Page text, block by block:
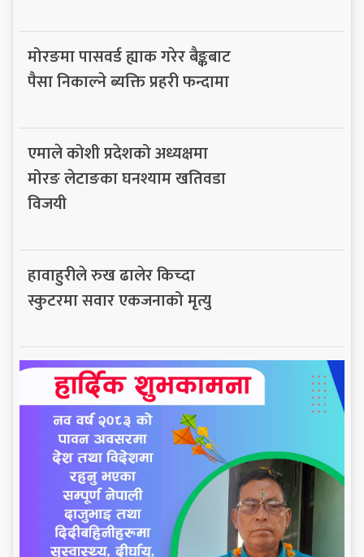
मोरङमा पासवर्ड ह्याक गरेर बैङ्कबाट
पैसा निकाल्ने ब्यक्ति प्रहरी फन्दामा
एमाले कोशी प्रदेशको अध्यक्षमा
मोरङ लेटाङका घनश्याम खतिवडा
विजयी
हावाहुरीले रुख ढालेर किच्दा
स्कुटरमा सवार एकजनाको मृत्यु